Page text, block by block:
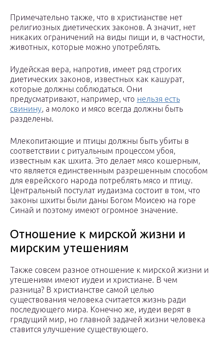
Примечательно также, что в христианстве нет
религиозных диетических законов. А значит, нет
никаких ограничений на виды пищи и, в частности,
животных, которые можно употреблять.
Иудейская вера, напротив, имеет ряд строгих
диетических законов, известных как кашурат,
которые должны соблюдаться. Они
предусматривают, например, что нельзя есть
свинину , а молоко и мясо всегда должны быть
разделены.
Млекопитающие и птицы должны быть убиты в
соответствии с ритуальным процессом убоя,
известным как шхита. Это делает мясо кошерным,
что является единственным разрешенным способом
для еврейского народа потреблять мясо и птицу.
Центральный постулат иудаизма состоит в том, что
законы шхиты были даны Богом Моисею на горе
Синай и поэтому имеют огромное значение.
Отношение к мирской жизни и
мирским утешениям
Также совсем разное отношение к мирской жизни и
утешениям имеют иудеи и христиане. В чем
разница? В христианстве самой целью
существования человека считается жизнь ради
последующего мира. Конечно же, иудеи верят в
грядущий мир, но главной задачей жизни человека
ставится улучшение существующего.